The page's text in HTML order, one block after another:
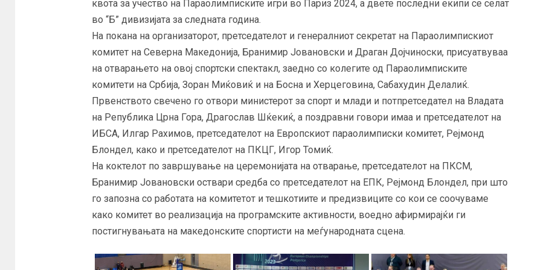
квота за учество на Параолимписките игри во Париз 2024, а двете последни екипи се селат
во “Б” дивизијата за следната година.
На покана на организаторот, претседателот и генералниот секретат на Параолимпискиот
комитет на Северна Македонија, Бранимир Јовановски и Драган Дојчиноски, присуатвуваа
на отварањето на овој спортски спектакл, заедно со колегите од Параолимписките
комитети на Србија, Зоран Миќовиќ и на Босна и Херцеговина, Сабахудин Делалиќ.
Првенството свечено го отвори министерот за спорт и млади и потпретседател на Владата
на Република Црна Гора, Драгослав Шќекиќ, а поздравни говори имаа и претседателот на
ИБСА, Илгар Рахимов, претседателот на Европскиот параолимписки комитет, Рејмонд
Блондел, како и претседателот на ПКЦГ, Игор Томиќ.
На коктелот по завршување на церемонијата на отварање, претседателот на ПКСМ,
Бранимир Јовановски оствари средба со претседателот на ЕПК, Рејмонд Блондел, при што
го запозна со работата на комитетот и тешкотиите и предизвиците со кои се соочуваме
како комитет во реализација на програмските активности, воедно афирмирајќи ги
постигнувањата на македонските спортисти на меѓународната сцена.